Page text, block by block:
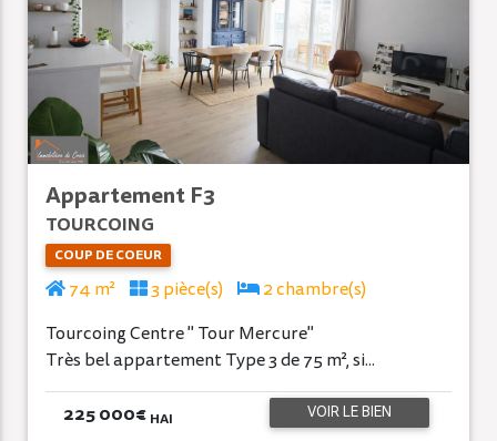
Appartement F3
TOURCOING
COUP DE COEUR
74 m² 3 pièce(s)
2 chambre(s)
Tourcoing Centre " Tour Mercure"
Très bel appartement Type 3 de 75 m², si...
225 000€ HAI VOIR LE BIEN